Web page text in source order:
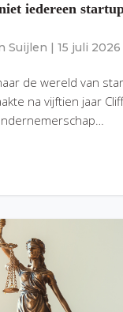
iedereen
Suijlen 15 juli 2026
de wereld van
na vijftien jaar